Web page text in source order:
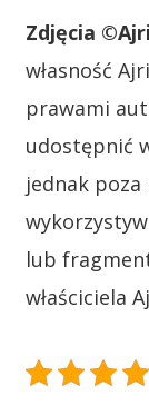
Zdjęcia
własność
prawami
udostępnić
jednak
lub
właściciela